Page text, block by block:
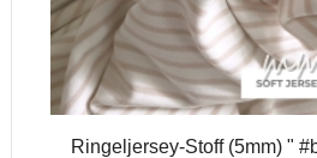
Ringeljersey-Stoff (5mm) "